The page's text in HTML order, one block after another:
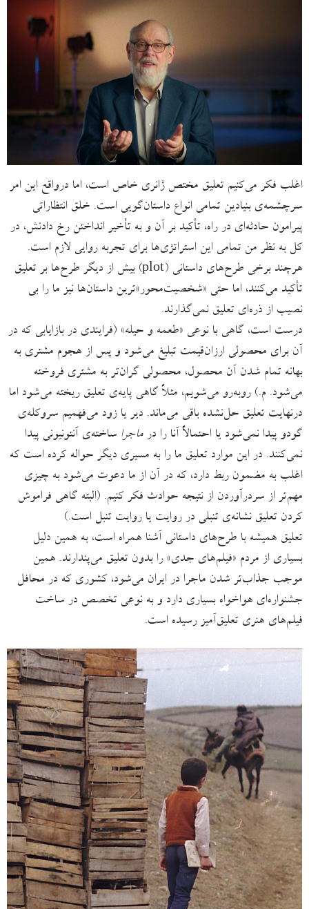
اغلب فکر می‌کنیم تعلیق مختص ژانری خاص است، اما درواقع این امر
سرچشمه‌ی بنیادین تمامی انواع داستان‌گویی است. خلق انتظاراتی
پیرامون حادثه‌ای در راه، تأکید بر آن و به تأخیر انداختن رخ دادنش، در
کل به نظر من تمامی این استراتژی‌ها برای تجربه روایی لازم است.
هرچند برخی طرح‌های داستانی (plot) بیش از دیگر طرح‌ها بر تعلیق
تأکید می‌کنند، اما حتی «شخصیت‌محور»ترین داستان‌ها نیز ما را بی
نصیب از ذره‌ای تعلیق نمی‌گذارند.
درست است، گاهی با نوعی «طعمه و حیله» (فرایندی در بازایابی که در
آن برای محصولی ارزان‌قیمت تبلیغ می‌شود و پس از هجوم مشتری به
بهانه تمام شدن آن محصول، محصولی گران‌تر به مشتری فروخته
می‌شود. م.) روبه‌رو می‌شویم، مثلاً گاهی پایه‌ی تعلیق ریخته می‌شود اما
درنهایت تعلیق حل‌نشده باقی می‌ماند. دیر یا زود می‌فهمیم سروکله‌ی
گودو پیدا نمی‌شود یا احتمالاً آنا را در ماجرا ساخته‌ی آنتونیونی پیدا
نمی‌کنند. در این موارد تعلیق ما را به مسیری دیگر حواله کرده است که
اغلب به مضمون ربط دارد، که در آن از ما دعوت می‌شود به چیزی
مهم‌تر از سردرآوردن از نتیجه حوادث فکر کنیم. (البته گاهی فراموش
کردن تعلیق نشانه‌ی تنبلی در روایت یا روایت تنبل است.)
تعلیق همیشه با طرح‌های داستانی آشنا همراه است، به همین دلیل
بسیاری از مردم «فیلم‌های جدی» را بدون تعلیق می‌پندارند. همین
موجب جذاب‌تر شدن ماجرا در ایران می‌شود، کشوری که در محافل
جشنواره‌ای هواخواه بسیاری دارد و به‌ نوعی تخصص در ساخت
فیلم‌های هنری تعلیق‌آمیز رسیده است.